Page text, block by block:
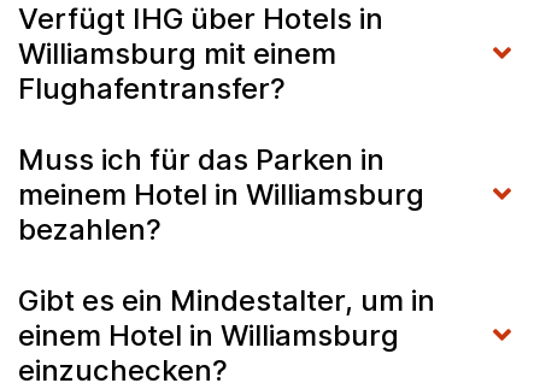
Verfügt IHG über Hotels in
Williamsburg mit einem
Flughafentransfer?
Muss ich für das Parken in
meinem Hotel in Williamsburg
bezahlen?
Gibt es ein Mindestalter, um in
einem Hotel in Williamsburg
einzuchecken?